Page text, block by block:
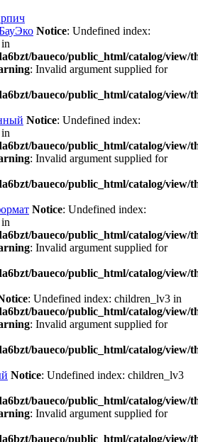
Notice: Undefined index:
baueco/public_html/catalog/view/
: Invalid argument supplied for
baueco/public_html/catalog/view/
Notice: Undefined index:
baueco/public_html/catalog/view/
: Invalid argument supplied for
baueco/public_html/catalog/view/
Notice: Undefined index:
baueco/public_html/catalog/view/
: Invalid argument supplied for
baueco/public_html/catalog/view/
: Undefined index: children_lv3 in
baueco/public_html/catalog/view/
: Invalid argument supplied for
baueco/public_html/catalog/view/
Notice: Undefined index: children_lv3
baueco/public_html/catalog/view/
: Invalid argument supplied for
baueco/public_html/catalog/view/